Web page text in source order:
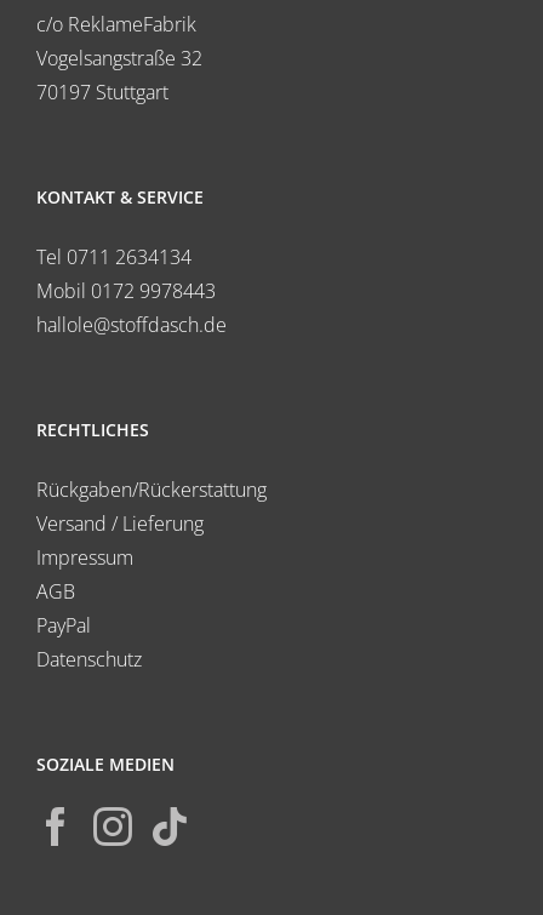
c/o ReklameFabrik
Vogelsangstraße 32
70197 Stuttgart
KONTAKT & SERVICE
Tel 0711 2634134
Mobil 0172 9978443
hallole@stoffdasch.de
RECHTLICHES
Rückgaben/Rückerstattung
Versand / Lieferung
Impressum
AGB
PayPal
Datenschutz
SOZIALE MEDIEN